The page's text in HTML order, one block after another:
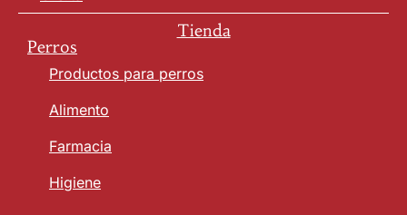
Tienda
Perros
Productos para perros
Alimento
Farmacia
Higiene